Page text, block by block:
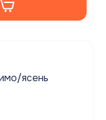
ясень